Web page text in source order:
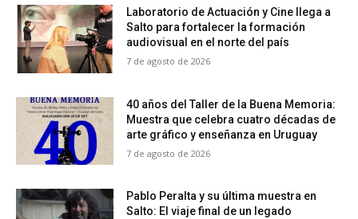
Laboratorio de Actuación y Cine llega a
Salto para fortalecer la formación
audiovisual en el norte del país
7 de agosto de 2026
40 años del Taller de la Buena Memoria:
Muestra que celebra cuatro décadas de
arte gráfico y enseñanza en Uruguay
7 de agosto de 2026
Pablo Peralta y su última muestra en
Salto: El viaje final de un legado